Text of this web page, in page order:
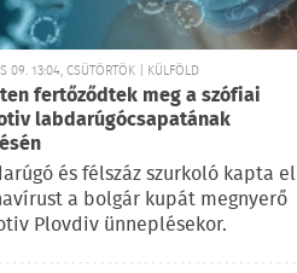
09. 13:04, CSÜTÖRTÖK | KÜLFÖLD
fertőződtek meg a szófiai
labdarúgócsapatának
és félszáz szurkoló kapta el
a bolgár kupát megnyerő
Plovdiv ünneplésekor.